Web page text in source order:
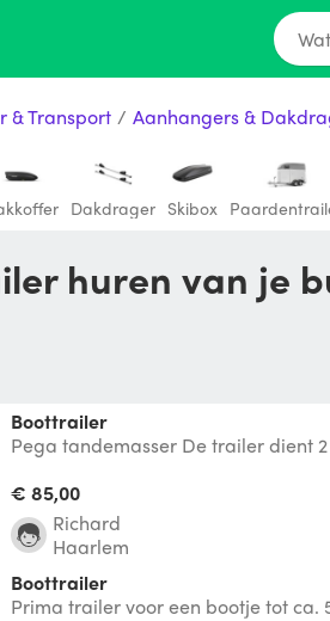
& Transport / Aanhangers &
Dakdrager Skibox
huren van je
Boottrailer
Pega tandemasser De trailer dient
stall
€ 85,00
Richard
Haarlem
Boottrailer
Prima trailer voor een bootje tot ca.